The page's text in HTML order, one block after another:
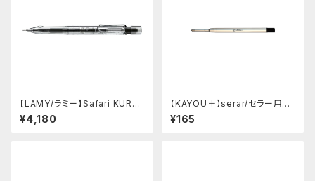
【LAMY/ラミー】Safari KURU
TOGA inside シャープペンシ
ル (ビスタ)
¥4,180
【KAYOU＋】serar/セラー用リ
フィル
¥165